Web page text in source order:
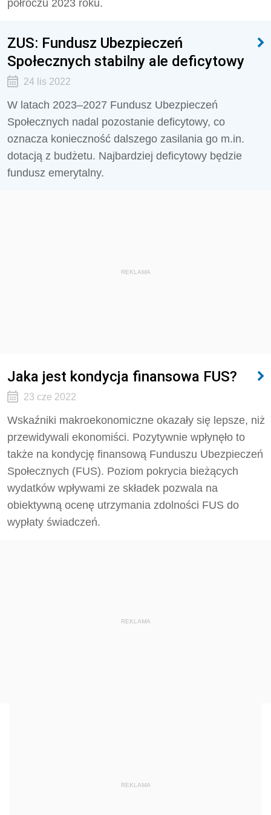
półroczu 2023 roku.
ZUS: Fundusz Ubezpieczeń
Społecznych stabilny ale deficytowy
24 lis 2022
W latach 2023–2027 Fundusz Ubezpieczeń
Społecznych nadal pozostanie deficytowy, co
oznacza konieczność dalszego zasilania go m.in.
dotacją z budżetu. Najbardziej deficytowy będzie
fundusz emerytalny.
REKLAMA
Jaka jest kondycja finansowa FUS?
23 cze 2022
Wskaźniki makroekonomiczne okazały się lepsze, niż
przewidywali ekonomiści. Pozytywnie wpłynęło to
także na kondycję finansową Funduszu Ubezpieczeń
Społecznych (FUS). Poziom pokrycia bieżących
wydatków wpływami ze składek pozwala na
obiektywną ocenę utrzymania zdolności FUS do
wypłaty świadczeń.
REKLAMA
REKLAMA